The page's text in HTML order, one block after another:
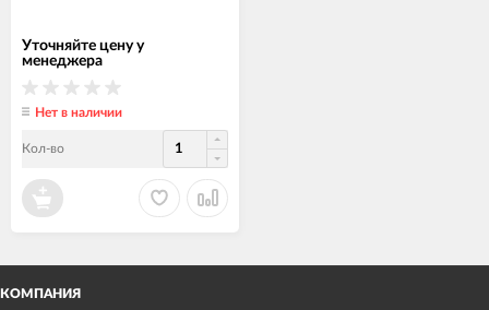
Уточняйте цену у
менеджера
Нет в наличии
Кол-во
КОМПАНИЯ